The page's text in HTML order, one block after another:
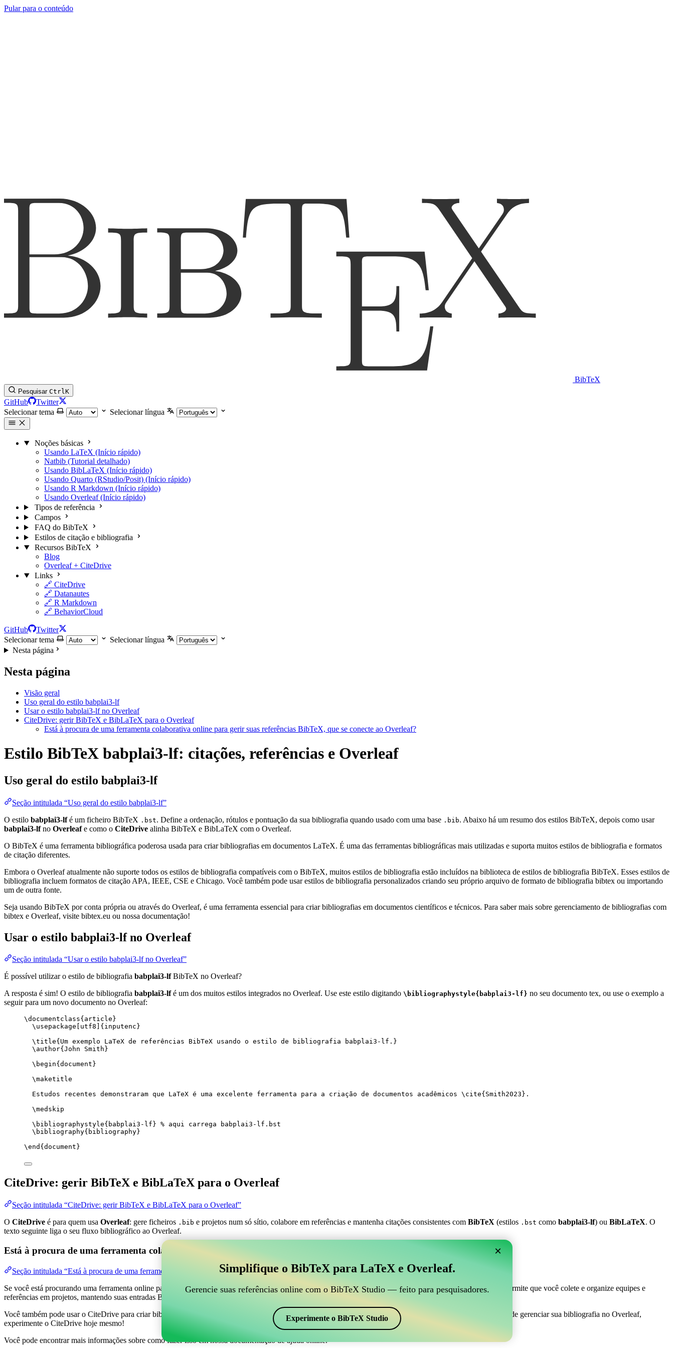
Pular para o conteúdo
BibTeX
Pesquisar CtrlK
GitHub
Twitter
Selecionar tema
Selecionar língua
Noções básicas
Usando LaTeX (Início rápido)
Natbib (Tutorial detalhado)
Usando BibLaTeX (Início rápido)
Usando Quarto (RStudio/Posit) (Início rápido)
Usando R Markdown (Início rápido)
Usando Overleaf (Início rápido)
Tipos de referência
Campos
FAQ do BibTeX
Estilos de citação e bibliografia
Recursos BibTeX
Blog
Overleaf + CiteDrive
Links
🔗 CiteDrive
🔗 Datanautes
🔗 R Markdown
🔗 BehaviorCloud
GitHub
Twitter
Selecionar tema
Selecionar língua
Nesta página
Nesta página
Visão geral
Uso geral do estilo babplai3-lf
Usar o estilo babplai3-lf no Overleaf
CiteDrive: gerir BibTeX e BibLaTeX para o Overleaf
Está à procura de uma ferramenta colaborativa online para gerir suas referências BibTeX, que se conecte ao Overleaf?
Estilo BibTeX babplai3-lf: citações, referências e Overleaf
Uso geral do estilo babplai3-lf
Seção intitulada “Uso geral do estilo babplai3-lf”
O estilo babplai3-lfé um ficheiro BibTeX .bst. Define a ordenação, rótulos e pontuação da sua bibliografia quando usado com uma base .bib. Abaixo há um resumo dos estilos BibTeX, depois como usar
babplai3-lfno Overleafe como o CiteDrive alinha BibTeX e BibLaTeX com o Overleaf.
O BibTeX é uma ferramenta bibliográfica poderosa usada para criar bibliografias em documentos LaTeX. É uma das ferramentas bibliográficas mais utilizadas e suporta muitos estilos de bibliografia e formatos
de citação diferentes.
Embora o Overleaf atualmente não suporte todos os estilos de bibliografia compatíveis com o BibTeX, muitos estilos de bibliografia estão incluídos na biblioteca de estilos de bibliografia BibTeX. Esses estilos de
bibliografia incluem formatos de citação APA, IEEE, CSE e Chicago. Você também pode usar estilos de bibliografia personalizados criando seu próprio arquivo de formato de bibliografia bibtex ou importando
um de outra fonte.
Seja usando BibTeX por conta própria ou através do Overleaf, é uma ferramenta essencial para criar bibliografias em documentos científicos e técnicos. Para saber mais sobre gerenciamento de bibliografias com
bibtex e Overleaf, visite bibtex.eu ou nossa documentação!
Usar o estilo babplai3-lfno Overleaf
Seção intitulada “Usar o estilo babplai3-lf no Overleaf”
É possível utilizar o estilo de bibliografia babplai3-lfBibTeX no Overleaf?
A resposta é sim! O estilo de bibliografia babplai3-lfé um dos muitos estilos integrados no Overleaf. Use este estilo digitando \bibliographystyle{babplai3-lf} no seu documento tex, ou use o exemplo a
seguir para um novo documento no Overleaf:
\documentclass{ article }
\usepackage
utf8 ]{ inputenc }
\title{Um exemplo LaTeX de referências BibTeX usando o estilo de bibliografia babplai3-lf.}
\author{John Smith}
\begin{ document }
\maketitle
Estudos recentes demonstraram que LaTeX é uma excelente ferramenta para a criação de documentos acadêmicos \cite{ Smith2023 }.
\medskip
\bibliographystyle{babplai3-lf} % aqui carrega babplai3-lf.bst
\bibliography{bibliography}
\end { document }
CiteDrive: gerir BibTeX e BibLaTeX para o Overleaf
Seção intitulada “CiteDrive: gerir BibTeX e BibLaTeX para o Overleaf”
O CiteDrive é para quem usa Overleaf: gere ficheiros .bib e projetos num só sítio, colabore em referências e mantenha citações consistentes com BibTeX (estilos .bst como babplai3-lf) ou BibLaTeX. O
texto seguinte liga o seu fluxo bibliográfico ao Overleaf.
Está à procura de uma ferramenta colaborativa online para gerir suas referências BibTeX, que se conecte ao Overleaf?
Seção intitulada “Está à procura de uma ferramenta colaborativa online para gerir suas referências BibTeX, que se conecte ao Overleaf?”
Se você está procurando uma ferramenta online para ajudar a gerenciar suas referências, citações e bibliografia no Overleaf, o CiteDrive pode ser perfeito! Ele permite que você colete e organize equipes e
referências em projetos, mantendo suas entradas BibTeX atualizadas em seu projeto Overleaf.
Você também pode usar o CiteDrive para criar bibliografias e citações em vários estilos, incluindo babplai3-lf. Então, se você está procurando uma maneira fácil de gerenciar sua bibliografia no Overleaf,
experimente o CiteDrive hoje mesmo!
Você pode encontrar mais informações sobre como fazer isso em nossa documentação de ajuda online.
×
Simplifique o BibTeX para LaTeX e Overleaf.
Gerencie suas referências online com o BibTeX Studio — feito para pesquisadores.
Experimente o BibTeX Studio